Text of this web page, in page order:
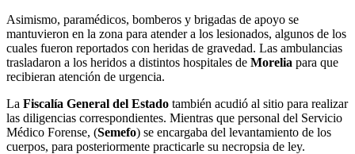
Asimismo, paramédicos, bomberos y brigadas de apoyo se
mantuvieron en la zona para atender a los lesionados, algunos de los
cuales fueron reportados con heridas de gravedad. Las ambulancias
trasladaron a los heridos a distintos hospitales de Morelia para que
recibieran atención de urgencia.
La Fiscalía General del Estado también acudió al sitio para realizar
las diligencias correspondientes. Mientras que personal del Servicio
Médico Forense, (Semefo) se encargaba del levantamiento de los
cuerpos, para posteriormente practicarle su necropsia de ley.